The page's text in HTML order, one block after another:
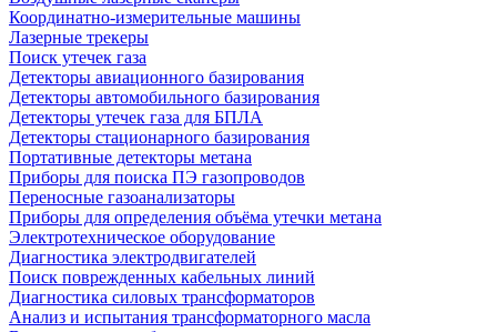
Координатно-измерительные машины
Лазерные трекеры
Поиск утечек газа
Детекторы авиационного базирования
Детекторы автомобильного базирования
Детекторы утечек газа для БПЛА
Детекторы стационарного базирования
Портативные детекторы метана
Приборы для поиска ПЭ газопроводов
Переносные газоанализаторы
Приборы для определения объёма утечки метана
Электротехническое оборудование
Диагностика электродвигателей
Поиск поврежденных кабельных линий
Диагностика силовых трансформаторов
Анализ и испытания трансформаторного масла